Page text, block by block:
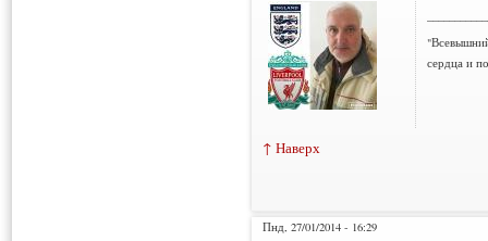
сердца и
↑ Наверх
Пнд, 27/01/2014 - 16:29